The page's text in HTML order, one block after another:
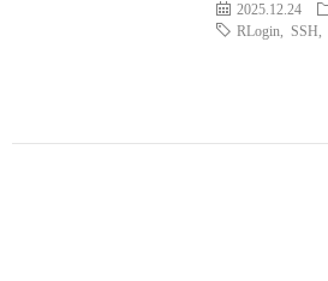
2025.12.24
RLogin
SSH